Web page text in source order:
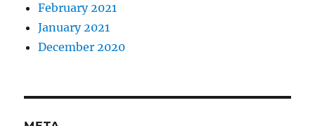
February 2021
January 2021
December 2020